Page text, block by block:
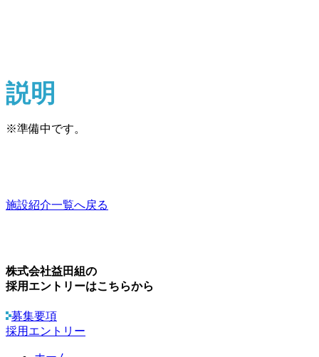
説明
※準備中です。
施設紹介一覧へ戻る
株式会社益田組の
採用エントリーはこちらから
募集要項
採用エントリー